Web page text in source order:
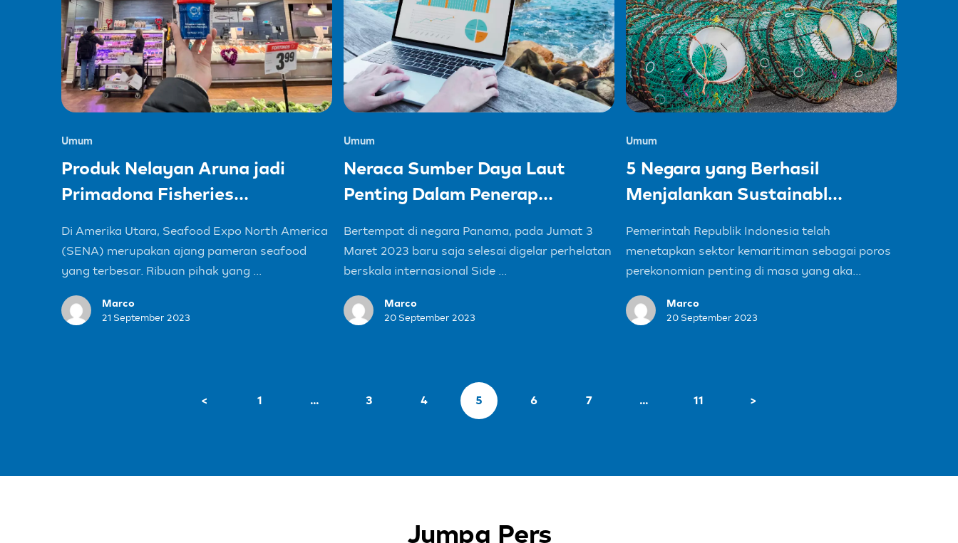
Umum
Produk Nelayan Aruna jadi
Primadona Fisheries...
Di Amerika Utara, Seafood Expo North America
(SENA) merupakan ajang pameran seafood
yang terbesar. Ribuan pihak yang ...
Marco
21 September 2023
Umum
Neraca Sumber Daya Laut
Penting Dalam Penerap...
Bertempat di negara Panama, pada Jumat 3
Maret 2023 baru saja selesai digelar perhelatan
berskala internasional Side ...
Marco
20 September 2023
Umum
5 Negara yang Berhasil
Menjalankan Sustainabl...
Pemerintah Republik Indonesia telah
menetapkan sektor kemaritiman sebagai poros
perekonomian penting di masa yang aka...
Marco
20 September 2023
< 1 … 3 4 5 6 7 … 11 >
Jumpa Pers